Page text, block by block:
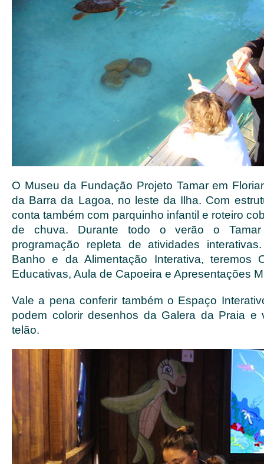
O Museu da Fundação Projeto Tamar em
da Barra da Lagoa, no leste da Ilha. Com
conta também com parquinho infantil e roteiro
de chuva. Durante todo o verão o
programação repleta de atividades
Banho e da Alimentação Interativa, teremos
Educativas, Aula de Capoeira e Apresentações
Vale a pena conferir também o Espaço
podem colorir desenhos da Galera da Praia e
telão.